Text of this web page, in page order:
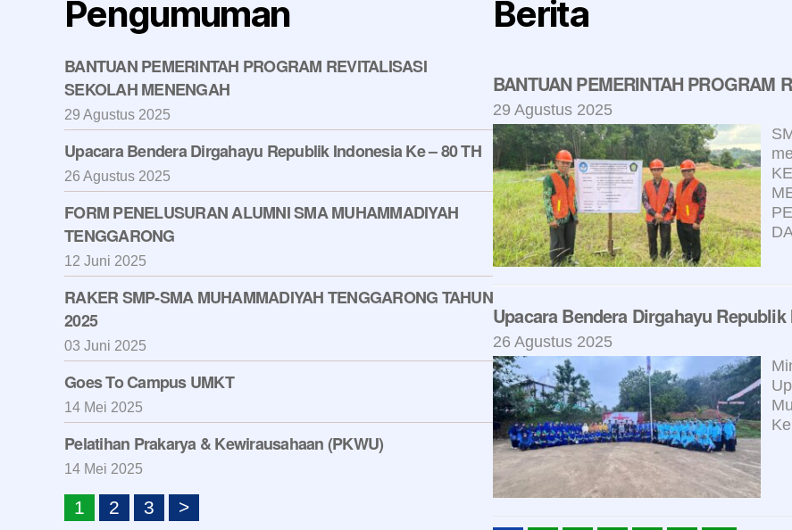
Pengumuman
BANTUAN PEMERINTAH PROGRAM REVITALISASI
SEKOLAH MENENGAH
29 Agustus 2025
Upacara Bendera Dirgahayu Republik Indonesia Ke – 80 TH
26 Agustus 2025
FORM PENELUSURAN ALUMNI SMA MUHAMMADIYAH
TENGGARONG
12 Juni 2025
RAKER SMP-SMA MUHAMMADIYAH TENGGARONG TAHUN
2025
03 Juni 2025
Goes To Campus UMKT
14 Mei 2025
Pelatihan Prakarya & Kewirausahaan (PKWU)
14 Mei 2025
1 2 3 >
Berita
BANTUAN PEMERINTAH PROGRAM
29 Agustus 2025
Upacara Bendera Dirgahayu Republik
26 Agustus 2025